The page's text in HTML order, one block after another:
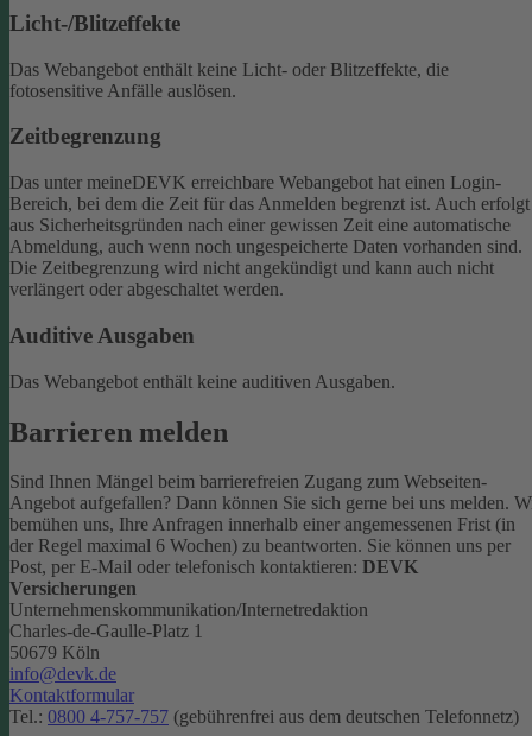
Licht-/Blitzeffekte
Das Webangebot enthält keine Licht- oder Blitzeffekte, die
fotosensitive Anfälle auslösen.
Zeitbegrenzung
Das unter meineDEVK erreichbare Webangebot hat einen Login-
Bereich, bei dem die Zeit für das Anmelden begrenzt ist. Auch erfolgt
aus Sicherheitsgründen nach einer gewissen Zeit eine automatische
Abmeldung, auch wenn noch ungespeicherte Daten vorhanden sind.
Die Zeitbegrenzung wird nicht angekündigt und kann auch nicht
verlängert oder abgeschaltet werden.
Auditive Ausgaben
Das Webangebot enthält keine auditiven Ausgaben.
Barrieren melden
Sind Ihnen Mängel beim barrierefreien Zugang zum Webseiten-
Angebot aufgefallen? Dann können Sie sich gerne bei uns melden.
bemühen uns, Ihre Anfragen innerhalb einer angemessenen Frist (in
der Regel maximal 6 Wochen) zu beantworten. Sie können uns per
Post, per E-Mail oder telefonisch kontaktieren: DEVK
Versicherungen
Unternehmenskommunikation/Internetredaktion
Charles-de-Gaulle-Platz 1
50679 Köln
info@devk.de
Kontaktformular
Tel.: 0800 4-757-757 (gebührenfrei aus dem deutschen Telefonnetz)